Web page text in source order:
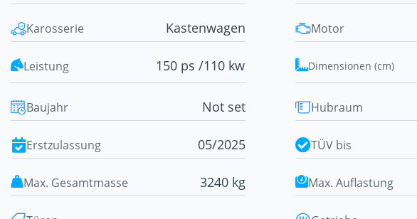
Karosserie Kastenwagen Motor
Leistung 150 ps /110 kw Dimensionen (cm)
Baujahr Not set Hubraum
Erstzulassung 05/2025 TÜV bis
Max. Gesamtmasse 3240 kg Max. Auflastung